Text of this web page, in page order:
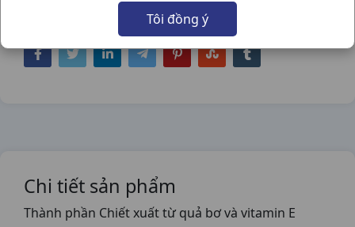
Tôi đồng ý
Chia sẻ qua mạng xã hội:
Chi tiết sản phẩm
Thành phần Chiết xuất từ quả bơ và vitamin E